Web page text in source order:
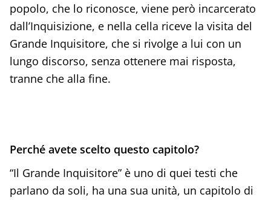
popolo, che lo riconosce, viene però incarcerato
dall’Inquisizione, e nella cella riceve la visita del
Grande Inquisitore, che si rivolge a lui con un
lungo discorso, senza ottenere mai risposta,
tranne che alla fine.
Perché avete scelto questo capitolo?
“Il Grande Inquisitore” è uno di quei testi che
parlano da soli, ha una sua unità, un capitolo di